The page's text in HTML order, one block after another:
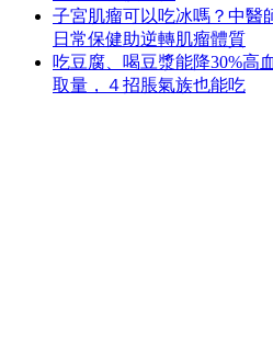
子宮肌瘤可以吃冰嗎？中醫
日常保健助逆轉肌瘤體質
吃豆腐、喝豆漿能降30%高
取量，４招脹氣族也能吃